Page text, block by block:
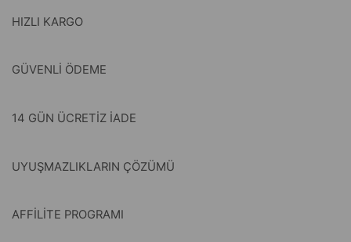
HIZLI KARGO
GÜVENLİ ÖDEME
14 GÜN ÜCRETİZ İADE
UYUŞMAZLIKLARIN ÇÖZÜMÜ
AFFİLİTE PROGRAMI